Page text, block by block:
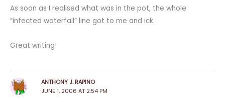
As soon as I realised what was in the pot, the whole
“infected waterfall” line got to me and ick.
Great writing!
ANTHONY J. RAPINO
JUNE 1, 2006 AT 2:54 PM